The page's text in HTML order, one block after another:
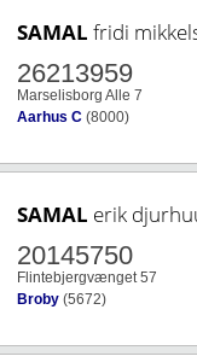
SAMAL fridi
26213959
Marselisborg Alle 7
Aarhus C (8000)
SAMAL erik
20145750
Flintebjergvænget 57
Broby (5672)